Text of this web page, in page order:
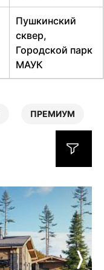
Пушкинский
сквер,
Городской парк
МАУК
ПРЕМИУМ